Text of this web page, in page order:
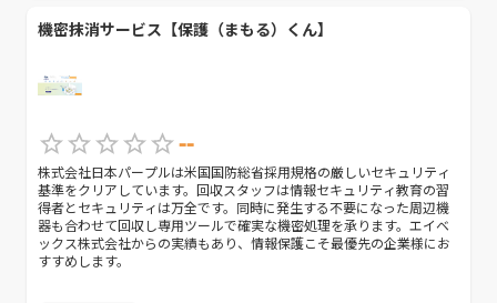
機密抹消サービス【保護（まもる）くん】
--
株式会社日本パープルは米国国防総省採用規格の厳しいセキュリティ
基準をクリアしています。回収スタッフは情報セキュリティ教育の習
得者とセキュリティは万全です。同時に発生する不要になった周辺機
器も合わせて回収し専用ツールで確実な機密処理を承ります。エイベ
ックス株式会社からの実績もあり、情報保護こそ最優先の企業様にお
すすめします。